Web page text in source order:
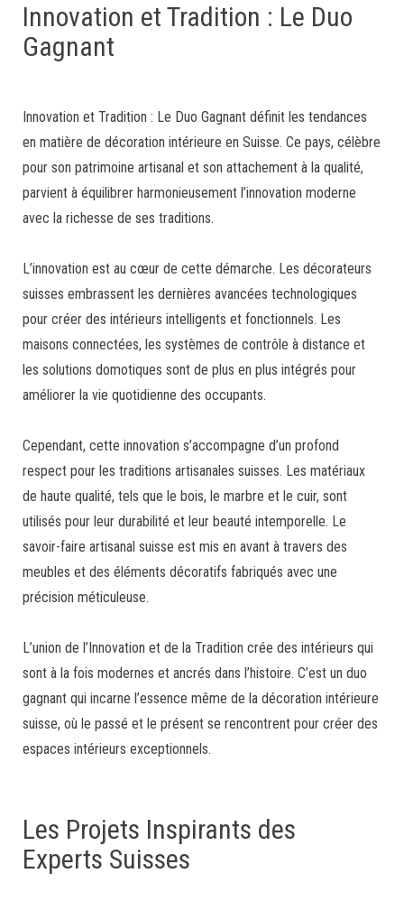
Innovation et Tradition : Le Duo
Gagnant
Innovation et Tradition : Le Duo Gagnant définit les tendances
en matière de décoration intérieure en Suisse. Ce pays, célèbre
pour son patrimoine artisanal et son attachement à la qualité,
parvient à équilibrer harmonieusement l’innovation moderne
avec la richesse de ses traditions.
L’innovation est au cœur de cette démarche. Les décorateurs
suisses embrassent les dernières avancées technologiques
pour créer des intérieurs intelligents et fonctionnels. Les
maisons connectées, les systèmes de contrôle à distance et
les solutions domotiques sont de plus en plus intégrés pour
améliorer la vie quotidienne des occupants.
Cependant, cette innovation s’accompagne d’un profond
respect pour les traditions artisanales suisses. Les matériaux
de haute qualité, tels que le bois, le marbre et le cuir, sont
utilisés pour leur durabilité et leur beauté intemporelle. Le
savoir-faire artisanal suisse est mis en avant à travers des
meubles et des éléments décoratifs fabriqués avec une
précision méticuleuse.
L’union de l’Innovation et de la Tradition crée des intérieurs qui
sont à la fois modernes et ancrés dans l’histoire. C’est un duo
gagnant qui incarne l’essence même de la décoration intérieure
suisse, où le passé et le présent se rencontrent pour créer des
espaces intérieurs exceptionnels.
Les Projets Inspirants des
Experts Suisses